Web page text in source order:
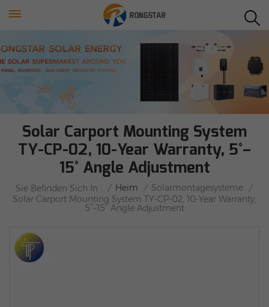
Solar Carport Mounting System
TY-CP-02, 10-Year Warranty, 5°–
15° Angle Adjustment
Sie Befinden Sich In : / Heim / Solarmontagesysteme /
Solar Carport Mounting System TY-CP-02, 10-Year Warranty,
5°–15° Angle Adjustment